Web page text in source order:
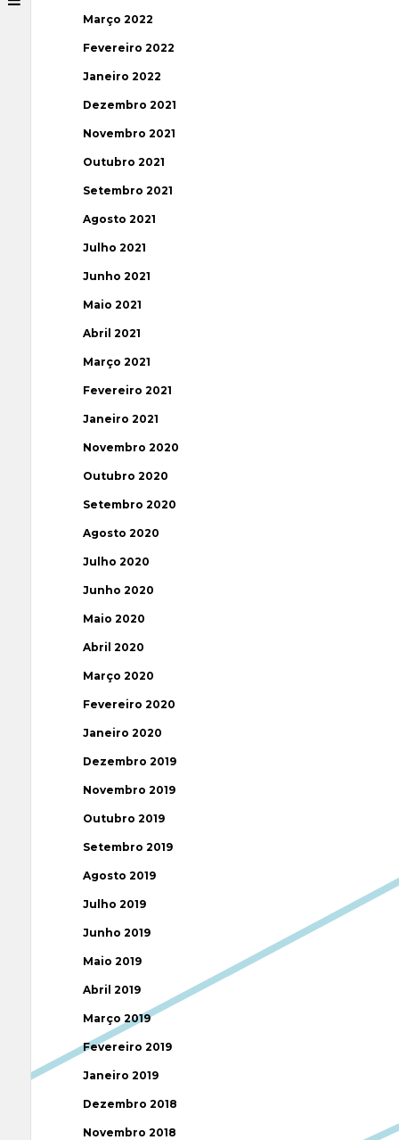
Março 2022
Fevereiro 2022
Janeiro 2022
Dezembro 2021
Novembro 2021
Outubro 2021
Setembro 2021
Agosto 2021
Julho 2021
Junho 2021
Maio 2021
Abril 2021
Março 2021
Fevereiro 2021
Janeiro 2021
Novembro 2020
Outubro 2020
Setembro 2020
Agosto 2020
Julho 2020
Junho 2020
Maio 2020
Abril 2020
Março 2020
Fevereiro 2020
Janeiro 2020
Dezembro 2019
Novembro 2019
Outubro 2019
Setembro 2019
Agosto 2019
Julho 2019
Junho 2019
Maio 2019
Abril 2019
Março 2019
Fevereiro 2019
Janeiro 2019
Dezembro 2018
Novembro 2018